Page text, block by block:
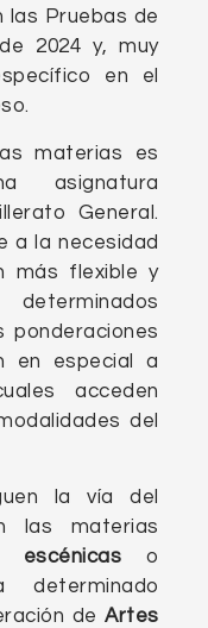
las Pruebas de
2024 y, muy
en el
materias es
asignatura
General.
a la necesidad
más flexible y
ponderaciones
en especial a
acceden
del
la vía del
las materias
escénicaso
deArtes